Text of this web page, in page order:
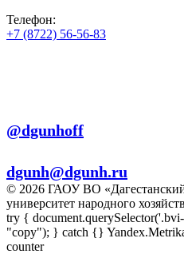
Телефон:
+7 (8722) 56-56-83
@dgunhoff
dgunh@dgunh.ru
© 2026 ГАОУ ВО
университет народного
try {
"copy"); } catch {}
counter